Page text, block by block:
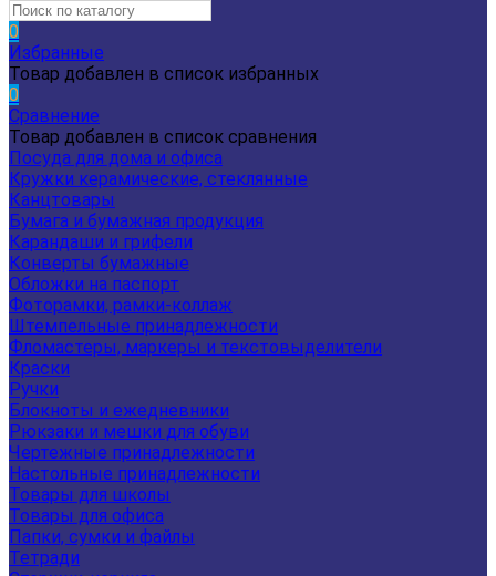
0
Избранные
Товар добавлен в список избранных
0
Сравнение
Товар добавлен в список сравнения
Посуда для дома и офиса
Кружки керамические, стеклянные
Канцтовары
Бумага и бумажная продукция
Карандаши и грифели
Конверты бумажные
Обложки на паспорт
Фоторамки, рамки-коллаж
Штемпельные принадлежности
Фломастеры, маркеры и текстовыделители
Краски
Ручки
Блокноты и ежедневники
Рюкзаки и мешки для обуви
Чертежные принадлежности
Настольные принадлежности
Товары для школы
Товары для офиса
Папки, сумки и файлы
Тетради